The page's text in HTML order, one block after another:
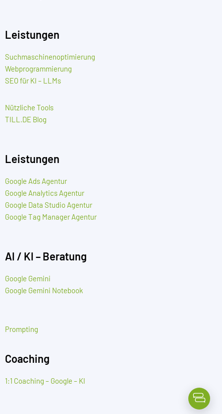
Leistungen
Suchmaschinenoptimierung
Webprogrammierung
SEO für KI – LLMs
Nützliche Tools
TILL.DE Blog
Leistungen
Google Ads Agentur
Google Analytics Agentur
Google Data Studio Agentur
Google Tag Manager Agentur
AI / KI – Beratung
Google Gemini
Google Gemini Notebook
Prompting
Coaching
1:1 Coaching – Google – KI